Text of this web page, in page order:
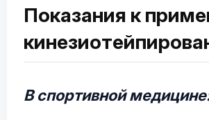
Показания к
В спортивной